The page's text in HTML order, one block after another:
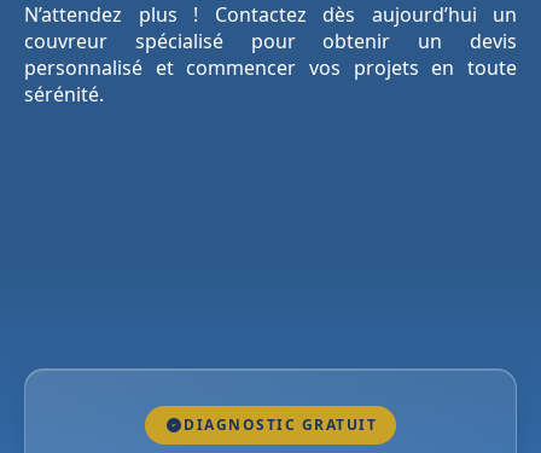
N’attendez plus ! Contactez dès aujourd’hui un
couvreur spécialisé pour obtenir un devis
personnalisé et commencer vos projets en toute
sérénité.
DIAGNOSTIC GRATUIT